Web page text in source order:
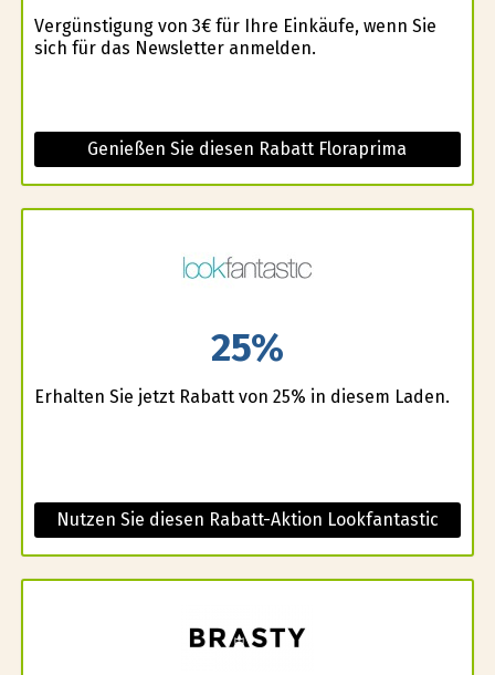
Vergünstigung von 3€ für Ihre Einkäufe, wenn Sie
sich für das Newsletter anmelden.
Genießen Sie diesen Rabatt Floraprima
25%
Erhalten Sie jetzt Rabatt von 25% in diesem Laden.
Nutzen Sie diesen Rabatt-Aktion Lookfantastic